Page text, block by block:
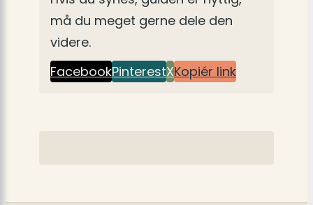
må du meget gerne dele den
videre.
FacebookPinterestXKopiér link